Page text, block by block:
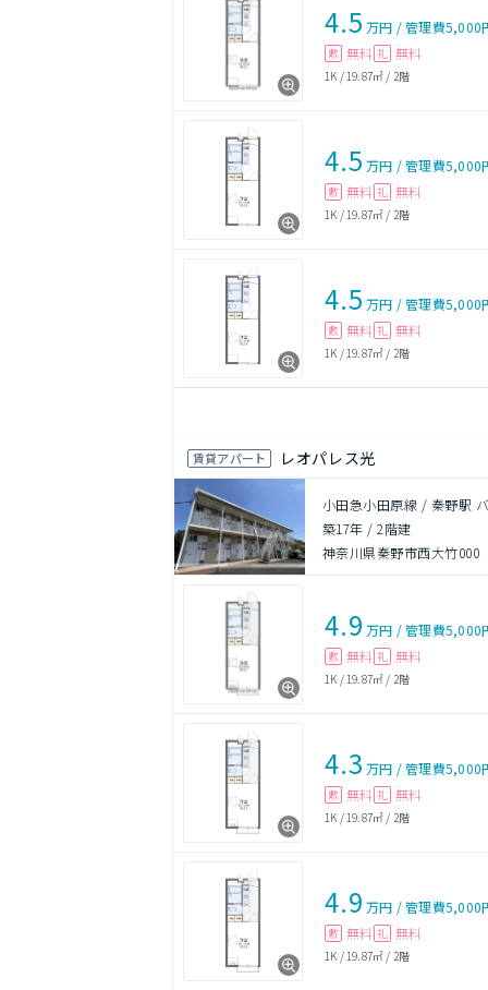
4.5 万円 /管理費5,000
敷 無料 礼 無料
1K / 19.87㎡ / 2階
4.5 万円 /管理費5,000
敷 無料 礼 無料
1K / 19.87㎡ / 2階
4.5 万円 /管理費5,000
敷 無料 礼 無料
1K / 19.87㎡ / 2階
賃貸アパート レオパレス光
小田急小田原線 / 秦野駅
築17年 /2階建
神奈川県秦野市西大竹000
4.9 万円 /管理費5,000
敷 無料 礼 無料
1K / 19.87㎡ / 2階
4.3 万円 /管理費5,000
敷 無料 礼 無料
1K / 19.87㎡ / 2階
4.9 万円 /管理費5,000
敷 無料 礼 無料
1K / 19.87㎡ / 2階